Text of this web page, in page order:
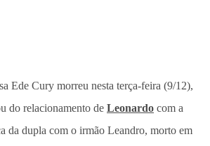
Ede Cury morreu nesta terça-feira (9/12),
do relacionamento de Leonardo com a
da dupla com o irmão Leandro, morto em